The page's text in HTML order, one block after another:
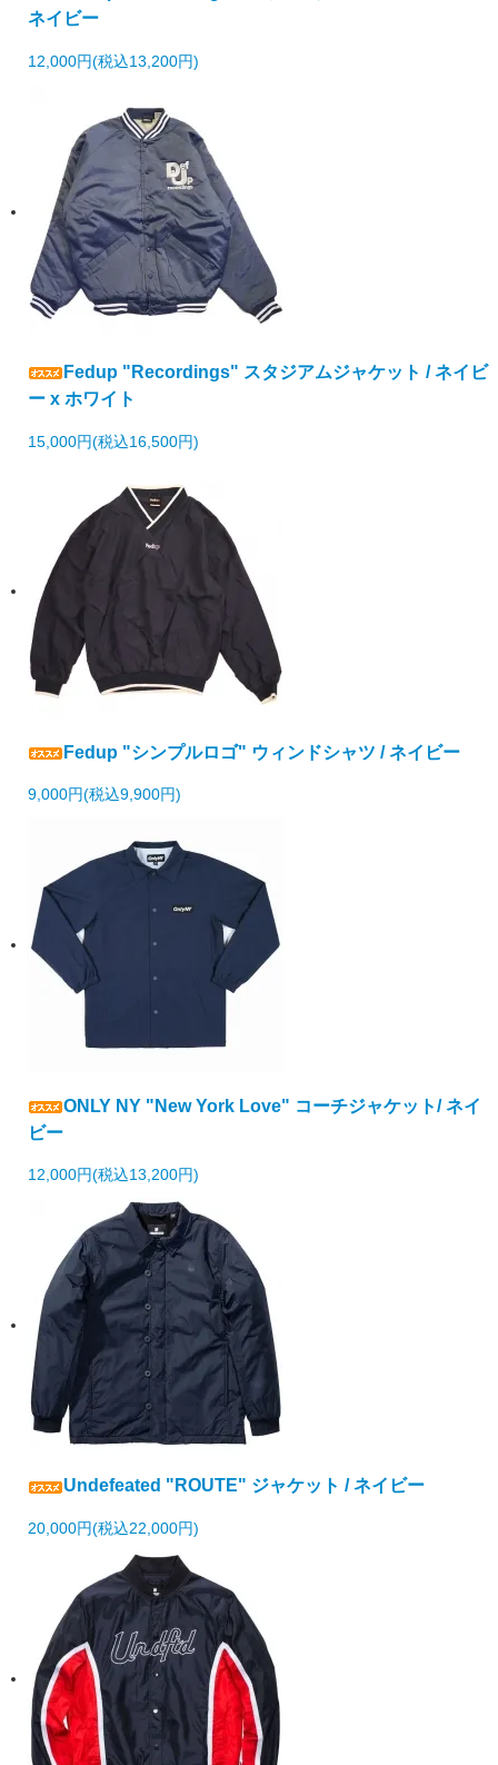
ネイビー
12,000円(税込13,200円)
Fedup "Recordings" スタジアムジャケット / ネイビ
ー x ホワイト
15,000円(税込16,500円)
Fedup "シンプルロゴ" ウィンドシャツ / ネイビー
9,000円(税込9,900円)
ONLY NY "New York Love" コーチジャケット/ ネイ
ビー
12,000円(税込13,200円)
Undefeated "ROUTE" ジャケット / ネイビー
20,000円(税込22,000円)